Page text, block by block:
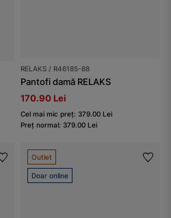
RELAKS / R46185-88
Pantofi damă RELAKS
170.90 Lei
Cel mai mic preț: 379.00 Lei
Preț normal: 379.00 Lei
Outlet
Doar online